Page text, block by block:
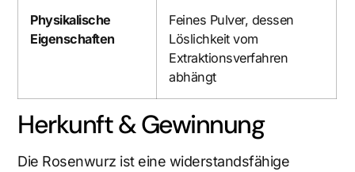
Physikalische
Eigenschaften
Feines Pulver, dessen
Löslichkeit vom
Extraktionsverfahren
abhängt
Herkunft & Gewinnung
Die Rosenwurz ist eine widerstandsfähige